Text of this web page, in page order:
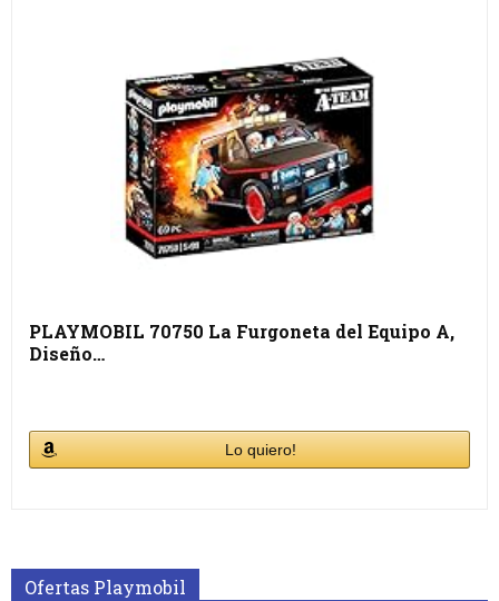
PLAYMOBIL 70750 La Furgoneta del Equipo A,
Diseño…
Lo quiero!
Ofertas Playmobil